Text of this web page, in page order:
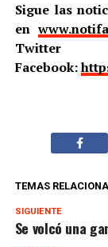
Sigue las
en
Facebook:
TEMAS
SIGUIENTE
Se volcó una